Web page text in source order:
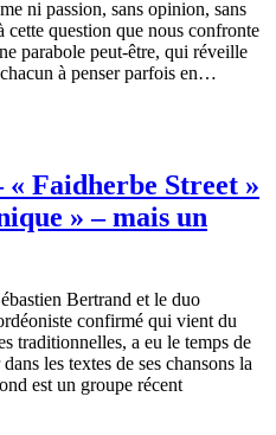
ni passion, sans opinion, sans
cette question que nous confronte
parabole peut-être, qui réveille
à penser parfois en…
Faidherbe Street »
» – mais un
Bertrand et le duo
confirmé qui vient du
traditionnelles, a eu le temps de
les textes de ses chansons la
est un groupe récent